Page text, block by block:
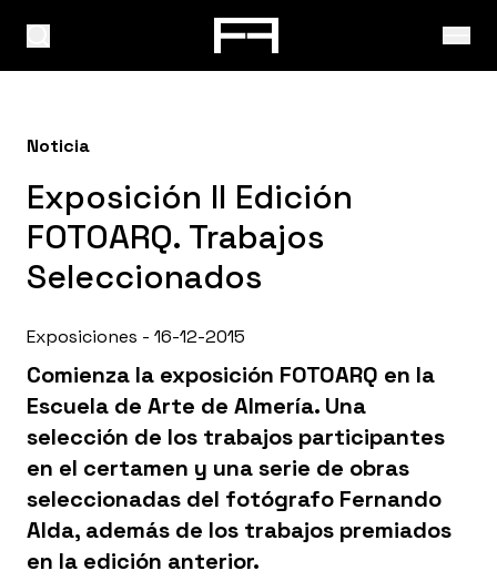
Noticia
Exposición II Edición
FOTOARQ. Trabajos
Seleccionados
Exposiciones - 16-12-2015
Comienza la exposición FOTOARQ en la
Escuela de Arte de Almería. Una
selección de los trabajos participantes
en el certamen y una serie de obras
seleccionadas del fotógrafo Fernando
Alda, además de los trabajos premiados
en la edición anterior.